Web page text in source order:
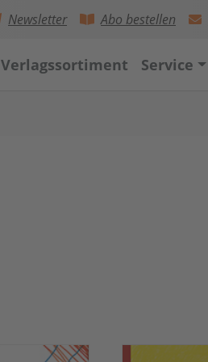
Newsletter Abo bestellen
Verlagssortiment Service